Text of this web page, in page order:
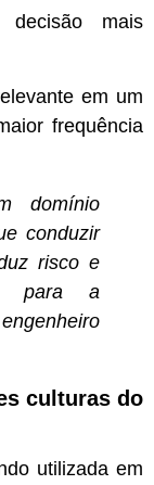
decisão mais
em um
frequência
domínio
conduzir
risco e
para a
culturas do
utilizada em